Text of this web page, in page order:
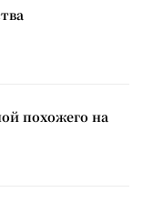
похожего на